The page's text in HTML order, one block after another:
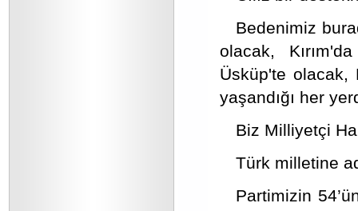
Bedenimiz
olacak,
Üsküp'te olacak,
yaşandığı her
Biz Milliyetçi
Türk milletine
Partimizin